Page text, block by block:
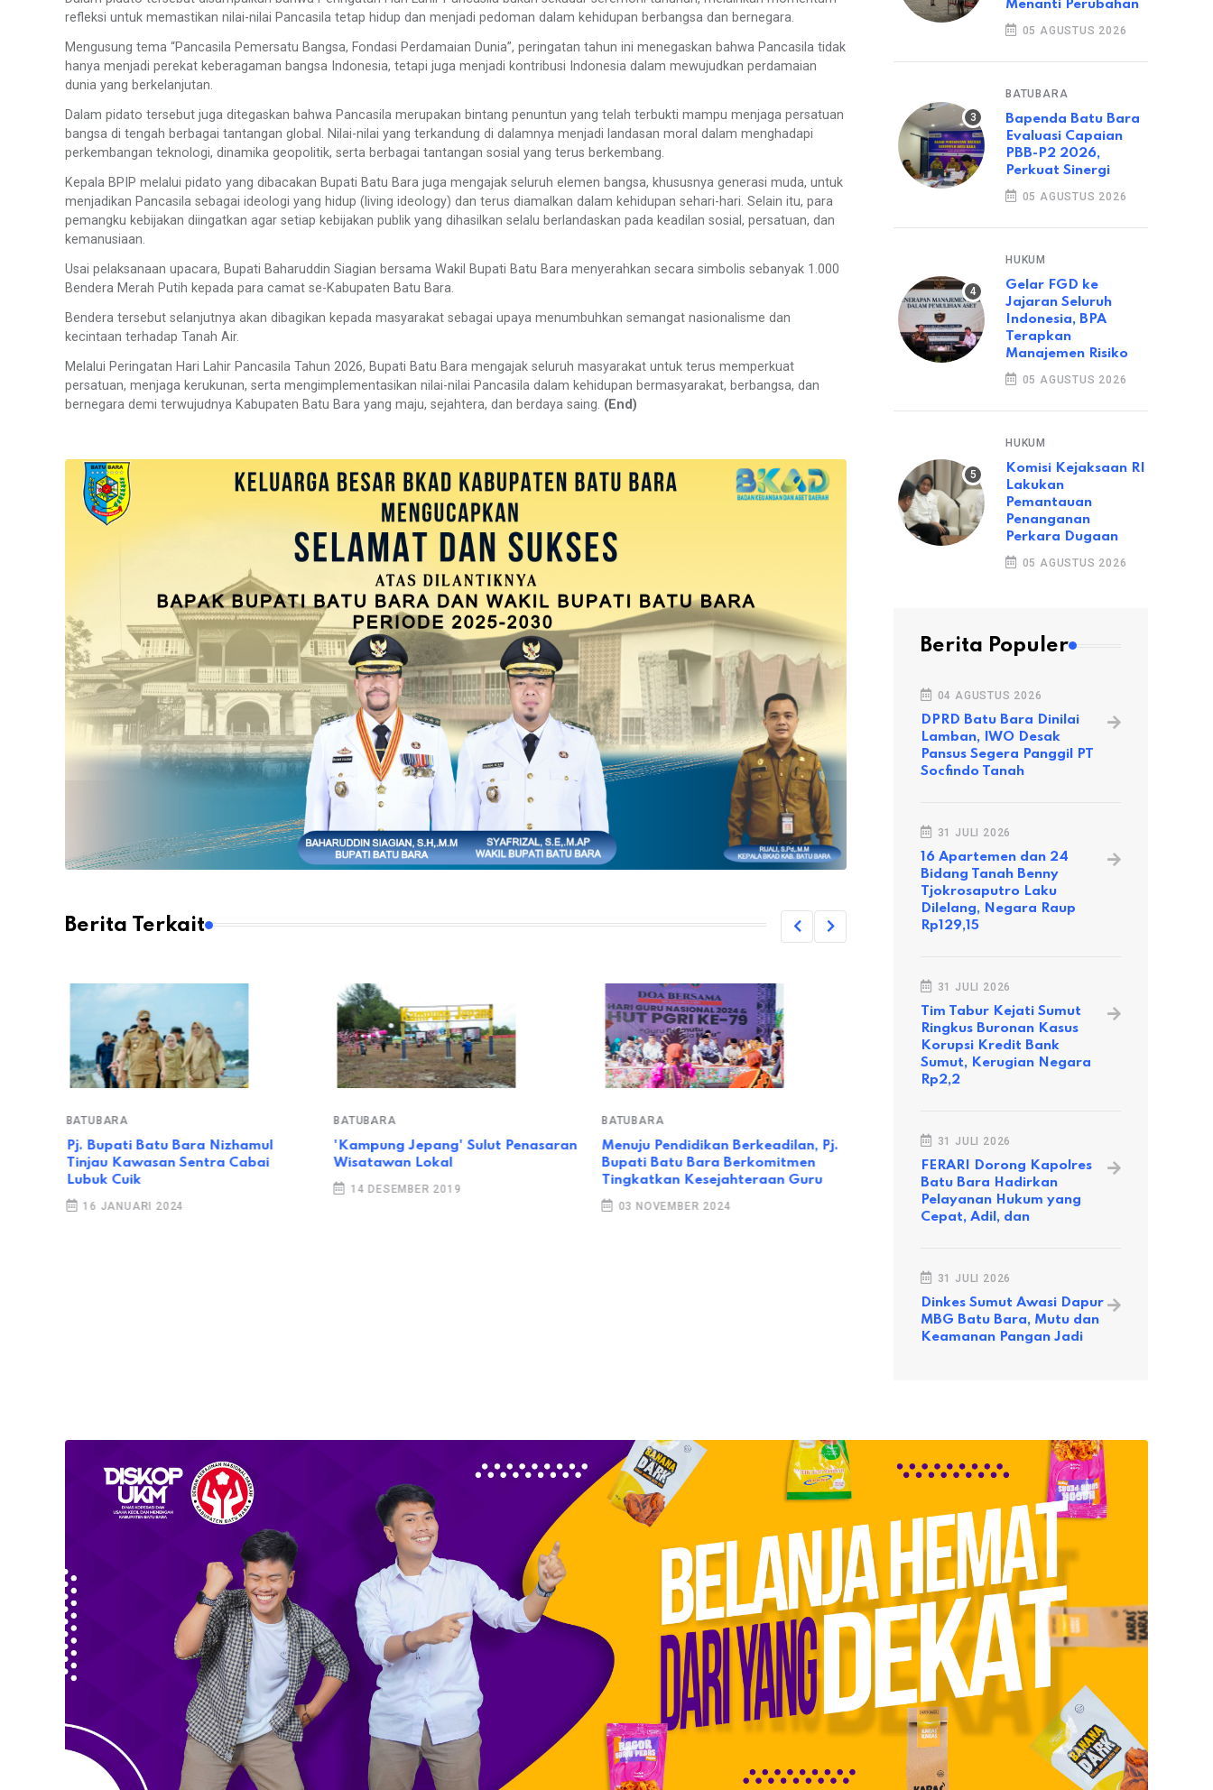
refleksi untuk memastikan nilai-nilai Pancasila tetap hidup dan menjadi pedoman dalam kehidupan berbangsa dan bernegara.
Mengusung tema “Pancasila Pemersatu Bangsa, Fondasi Perdamaian Dunia”, peringatan tahun ini menegaskan bahwa Pancasila tidak
hanya menjadi perekat keberagaman bangsa Indonesia, tetapi juga menjadi kontribusi Indonesia dalam mewujudkan perdamaian
dunia yang berkelanjutan.
Dalam pidato tersebut juga ditegaskan bahwa Pancasila merupakan bintang penuntun yang telah terbukti mampu menjaga persatuan
bangsa di tengah berbagai tantangan global. Nilai-nilai yang terkandung di dalamnya menjadi landasan moral dalam menghadapi
perkembangan teknologi, dinamika geopolitik, serta berbagai tantangan sosial yang terus berkembang.
Kepala BPIP melalui pidato yang dibacakan Bupati Batu Bara juga mengajak seluruh elemen bangsa, khususnya generasi muda, untuk
menjadikan Pancasila sebagai ideologi yang hidup (living ideology) dan terus diamalkan dalam kehidupan sehari-hari. Selain itu, para
pemangku kebijakan diingatkan agar setiap kebijakan publik yang dihasilkan selalu berlandaskan pada keadilan sosial, persatuan, dan
kemanusiaan.
Usai pelaksanaan upacara, Bupati Baharuddin Siagian bersama Wakil Bupati Batu Bara menyerahkan secara simbolis sebanyak 1.000
Bendera Merah Putih kepada para camat se-Kabupaten Batu Bara.
Bendera tersebut selanjutnya akan dibagikan kepada masyarakat sebagai upaya menumbuhkan semangat nasionalisme dan
kecintaan terhadap Tanah Air.
Melalui Peringatan Hari Lahir Pancasila Tahun 2026, Bupati Batu Bara mengajak seluruh masyarakat untuk terus memperkuat
persatuan, menjaga kerukunan, serta mengimplementasikan nilai-nilai Pancasila dalam kehidupan bermasyarakat, berbangsa, dan
bernegara demi terwujudnya Kabupaten Batu Bara yang maju, sejahtera, dan berdaya saing. (End)
Berita Terkait
BATUBARA
Pj. Bupati Batu Bara Nizhamul
Tinjau Kawasan Sentra Cabai
Lubuk Cuik
16 JANUARI 2024
BATUBARA
'Kampung Jepang' Sulut Penasaran
Wisatawan Lokal
14 DESEMBER 2019
BATUBARA
Menuju Pendidikan Berkeadilan, Pj.
Bupati Batu Bara Berkomitmen
Tingkatkan Kesejahteraan Guru
03 NOVEMBER 2024
Pj. Bupati Batu Bara Nizhamul
Tinjau Kawasan Sentra Cabai
Lubuk Cuik
16 JANUARI 2024
Menanti Perubahan
05 AGUSTUS 2026
BATUBARA
Bapenda Batu Bara
Evaluasi Capaian
PBB-P2 2026,
Perkuat Sinergi
05 AGUSTUS 2026
HUKUM
Gelar FGD ke
Jajaran Seluruh
Indonesia, BPA
Terapkan
Manajemen Risiko
05 AGUSTUS 2026
HUKUM
Komisi Kejaksaan RI
Lakukan
Pemantauan
Penanganan
Perkara Dugaan
05 AGUSTUS 2026
Berita Populer
04 AGUSTUS 2026
DPRD Batu Bara Dinilai
Lamban, IWO Desak
Pansus Segera Panggil PT
Socfindo Tanah
31 JULI 2026
16 Apartemen dan 24
Bidang Tanah Benny
Tjokrosaputro Laku
Dilelang, Negara Raup
Rp129,15
31 JULI 2026
Tim Tabur Kejati Sumut
Ringkus Buronan Kasus
Korupsi Kredit Bank
Sumut, Kerugian Negara
Rp2,2
31 JULI 2026
FERARI Dorong Kapolres
Batu Bara Hadirkan
Pelayanan Hukum yang
Cepat, Adil, dan
31 JULI 2026
Dinkes Sumut Awasi Dapur
MBG Batu Bara, Mutu dan
Keamanan Pangan Jadi